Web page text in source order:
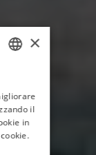
ENGLISH
×
il
in